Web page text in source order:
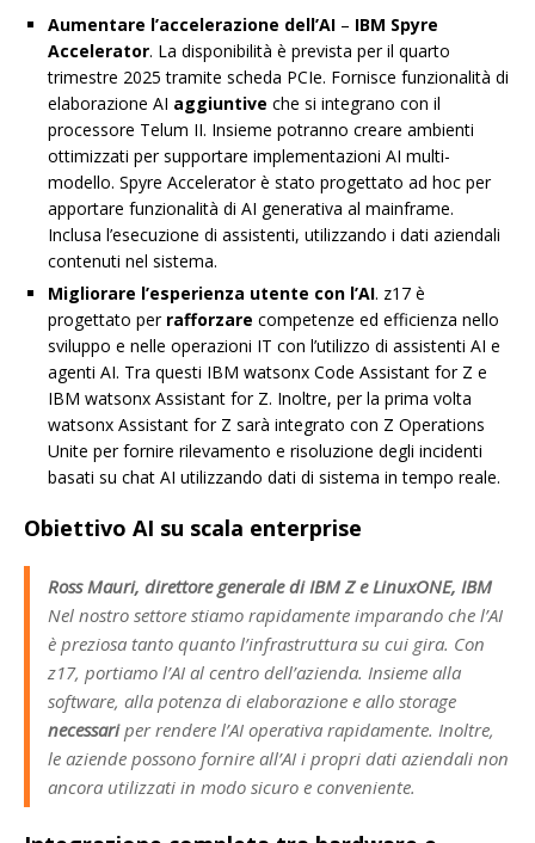
Aumentare l’accelerazione dell’AI – IBM Spyre
Accelerator. La disponibilità è prevista per il quarto
trimestre 2025 tramite scheda PCIe. Fornisce funzionalità di
elaborazione AI aggiuntive che si integrano con il
processore Telum II. Insieme potranno creare ambienti
ottimizzati per supportare implementazioni AI multi-
modello. Spyre Accelerator è stato progettato ad hoc per
apportare funzionalità di AI generativa al mainframe.
Inclusa l’esecuzione di assistenti, utilizzando i dati aziendali
contenuti nel sistema.
Migliorare l’esperienza utente con l’AI. z17 è
progettato per rafforzare competenze ed efficienza nello
sviluppo e nelle operazioni IT con l’utilizzo di assistenti AI e
agenti AI. Tra questi IBM watsonx Code Assistant for Z e
IBM watsonx Assistant for Z. Inoltre, per la prima volta
watsonx Assistant for Z sarà integrato con Z Operations
Unite per fornire rilevamento e risoluzione degli incidenti
basati su chat AI utilizzando dati di sistema in tempo reale.
Obiettivo AI su scala enterprise
Ross Mauri, direttore generale di IBM Z e LinuxONE, IBM
Nel nostro settore stiamo rapidamente imparando che l’AI
è preziosa tanto quanto l’infrastruttura su cui gira. Con
z17, portiamo l’AI al centro dell’azienda. Insieme alla
software, alla potenza di elaborazione e allo storage
necessariper rendere l’AI operativa rapidamente. Inoltre,
le aziende possono fornire all’AI i propri dati aziendali non
ancora utilizzati in modo sicuro e conveniente.